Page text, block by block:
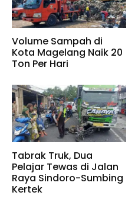
Volume Sampah di
Kota Magelang Naik 20
Ton Per Hari
Tabrak Truk, Dua
Pelajar Tewas di Jalan
Raya Sindoro-Sumbing
Kertek